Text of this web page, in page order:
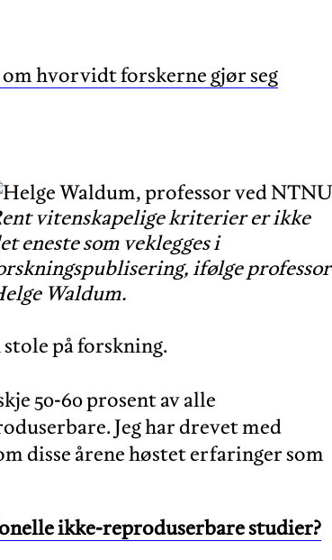
hvorvidt forskerne gjør seg
vitenskapelige kriterier er ikke
eneste som veklegges i
ifølge professor
Waldum.
på forskning.
50-60 prosent av alle
Jeg har drevet med
disse årene høstet erfaringer som
ikke-reproduserbare studier?